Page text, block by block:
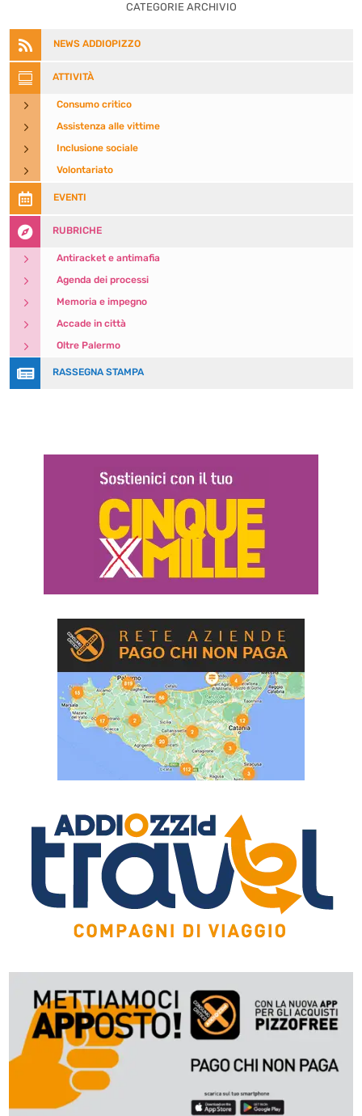
CATEGORIE ARCHIVIO
 NEWS ADDIOPIZZO
 ATTIVITÀ
5 Consumo critico
5 Assistenza alle vittime
5 Inclusione sociale
5 Volontariato
 EVENTI
 RUBRICHE
5 Antiracket e antimafia
5 Agenda dei processi
5 Memoria e impegno
5 Accade in città
5 Oltre Palermo
 RASSEGNA STAMPA